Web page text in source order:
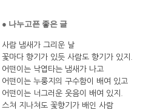
● 나누고픈 좋은 글
사람 냄새가 그리운 날
꽃마다 향기가 있듯 사람도 향기가 있지.
어떤이는 낙엽타는 냄새가 나고
어떤이는 누룽지의 구수함이 배여 있고
어떤이는 너그러운 웃음이 배여 있지.
스쳐 지나쳐도 꽃향기가 배인 사람